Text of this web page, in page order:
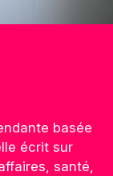
basée
écrit sur
santé,